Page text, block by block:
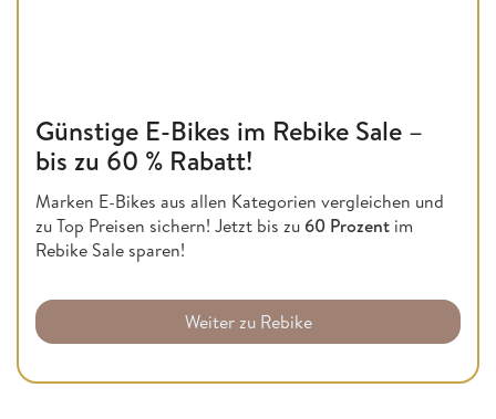
Günstige E-Bikes im Rebike Sale –
bis zu 60 % Rabatt!
Marken E-Bikes aus allen Kategorien vergleichen und
zu Top Preisen sichern! Jetzt bis zu 60 Prozent im
Rebike Sale sparen!
Weiter zu Rebike